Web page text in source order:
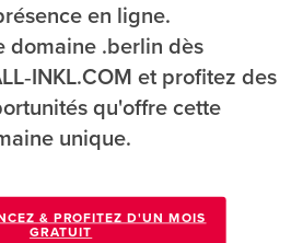
en ligne.
domaine .berlin dès
et profitez des
qu'offre cette
unique.
& PROFITEZ D'UN MOIS
GRATUIT